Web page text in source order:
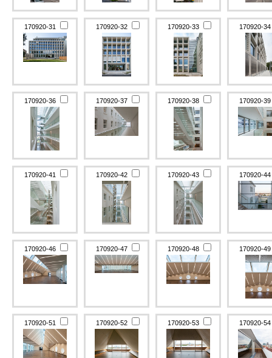
170920-31 170920-32 170920-33 170920-34
170920-36 170920-37 170920-38 170920-39
170920-41 170920-42 170920-43 170920-44
170920-46 170920-47 170920-48 170920-49
170920-51 170920-52 170920-53 170920-54